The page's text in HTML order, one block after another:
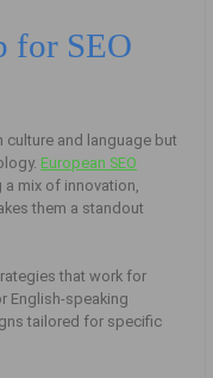
for SEO
and language but
European SEO
mix of innovation,
them a standout
that work for
English-speaking
tailored for specific